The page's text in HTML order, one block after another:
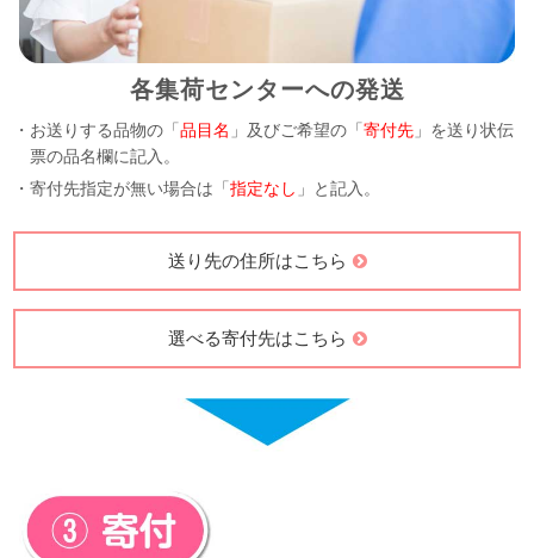
各集荷センターへの発送
・お送りする品物の「品目名 」及びご希望の「寄付先 」を送り状伝
票の品名欄に記入。
・寄付先指定が無い場合は「指定なし 」と記入。
送り先の住所はこちら
選べる寄付先はこちら